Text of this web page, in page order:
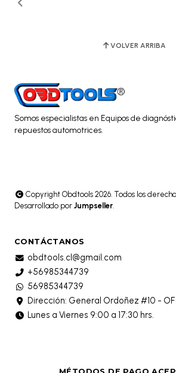
VOLVER ARRIBA
Somos especialistas en Equipos de
repuestos automotrices.
Copyright Obdtools 2026. Todos los
Desarrollado por Jumpseller.
CONTÁCTANOS
obdtools.cl@gmail.com
+56985344739
56985344739
Dirección: General Ordoñez #10 - OF
Lunes a Viernes 9:00 a 17:30 hrs.